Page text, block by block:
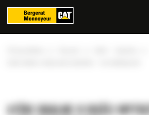
ŁYŻKI SKALNE O DUŻEJ
Panel zarządzania plikami cookies